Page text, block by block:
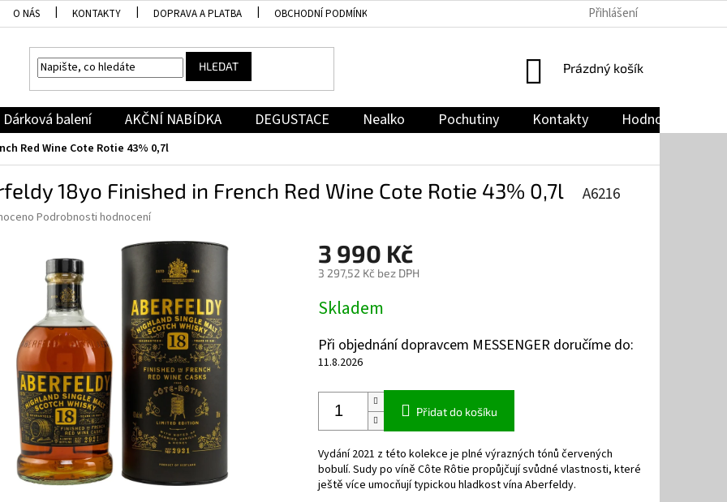
O NÁS KONTAKTY DOPRAVA A PLATBA OBCHODNÍ PODMÍNKY JAK NAKUPOVAT
Přihlášení
HLEDAT
NÁKUPNÍ
Prázdný košík
Dárková balení AKČNÍ NABÍDKA DEGUSTACE Nealko Pochutiny Kontakty Hodnocení
Red Wine Cote Rotie 43% 0,7l
18yo Finished in French Red Wine Cote Rotie 43% 0,7l A6216
Podrobnosti hodnocení
3 990 Kč
3 297,52 Kč bez DPH
cena:
Skladem
Při objednání dopravcem MESSENGER doručíme do:
11.8.2026
Přidat do košíku
Vydání 2021 z této kolekce je plné výrazných tónů červených
bobulí. Sudy po víně Côte Rôtie propůjčují svůdné vlastnosti, které
ještě více umocňují typickou hladkost vína Aberfeldy.